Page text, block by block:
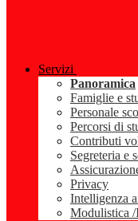
Servizi
Panoramica
Famiglie e
Personale
Percorsi di
Contributi
Segreteria e
Privacy
Intelligenza
Modulistica